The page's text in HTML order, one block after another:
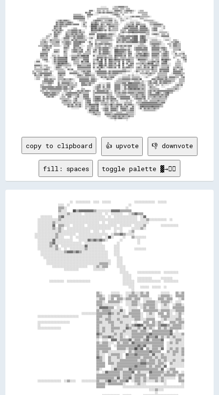
copy to clipboard 👍 upvote 👎 downvote
fill: spaces toggle palette ▓→✊🏽
                        ░░  ░░░░░░░░░░  ░░░░  ░░░░░░                ░░░░░░░░░░░░░░  ░░░░░░
                ░░░░  ░░                                        ░░
                ▒▒▒▒░░                                        ░░
                ▒▒░░░░    ██▒▒▓▓▓▓▓▓▓▓▓▓▒▒░░░░░░░░░░▓▓▓▓▓▓▒▒▒▒▒▒▒▒
                ░░░░░░▒▒░░░░░░░░  ░░░░░░░░░░░░  ░░  ░░░░░░░░    ░░▒▒▓▓▒▒▒▒
    ░░░░░░░░    ▒▒▓▓░░░░░░░░░░░░░░░░░░░░░░░░░░░░  ░░  ░░░░░░░░░░░░░░░░  ░░▓▓
  ░░░░░░░░░░░░░░▒▒░░░░░░░░░░░░░░░░░░░░░░░░░░░░░░░░░░░░░░░░░░░░░░░░░░░░  ░░░░▒▒░░░░░░░░░░░░  ░░
  ░░░░░░░░░░▒▒░░░░░░░░░░░░░░░░░░░░░░░░░░░░░░  ░░  ░░░░░░░░░░░░░░░░░░░░░░░░░░░░
  ░░░░░░░░░░▓▓  ▒▒▒▒░░░░  ░░░░░░░░  ░░░░░░░░░░░░░░░░░░░░  ░░░░░░░░  ░░░░░░▒▒          ░░░░░░░░░░░░
  ░░░░░░░░░░▒▒░░▒▒░░  ░░░░░░░░░░░░░░░░░░░░░░░░░░░░░░  ░░░░░░      ░░░░░░▒▒░░
  ░░░░░░░░░░░░░░▒▒░░░░░░░░░░░░░░░░░░░░  ░░░░  ░░      ░░  ░░    ░░▒▒
░░░░░░░░░░░░░░▒▒░░░░░░░░░░░░  ░░░░░░░░░░░░░░░░░░░░  ░░▒▒▒▒▓▓▒▒░░░░░░
░░░░░░░░░░░░░░▒▒░░░░    ░░  ░░░░░░░░░░░░░░░░░░  ░░██░░      ░░    ▒▒░░░░░░░░
  ░░░░░░░░░░▓▓░░░░░░░░░░░░    ░░░░░░▓▓▒▒▓▓▒▒▓▓▒▒░░        ░░          ░░
  ░░░░░░░░▒▒▓▓░░░░░░░░░░░░░░░░░░  ░░░░░░░░░░░░          ░░            ░░
  ░░░░░░░░▒▒░░▒▒  ░░░░░░░░░░░░░░░░▓▓░░░░░░░░░░░░      ░░░░
  ░░░░░░░░░░░░▒▒░░  ░░  ░░░░░░░░░░▒▒░░░░░░░░░░░░      ░░░░          ░░░░░░░░
    ░░░░░░░░░░░░░░░░▒▒▓▓▓▓▒▒▓▓▒▒░░░░░░░░░░░░░░░░░░    ░░░░
    ░░░░░░░░░░░░░░░░░░░░░░░░░░░░░░░░░░░░░░░░░░░░░░    ░░░░
      ░░░░░░░░░░░░░░░░░░░░░░░░░░░░░░░░░░░░░░░░░░░░      ░░░░
        ░░░░░░░░░░░░░░░░░░░░░░░░░░░░░░░░░░░░░░░░░░░░    ░░░░
        ░░░░░░░░░░░░░░░░░░░░░░░░░░░░░░░░░░░░▒▒▒▒▒▒░░    ░░░░
            ░░░░░░░░░░░░░░░░░░░░░░░░    ░░▒▒░░▒▒▒▒      ░░░░░░
                    ░░░░░░░░░░          ░░░░░░░░          ░░░░
                                                          ░░░░░░      ░░░░░░░░░░░░░░░░  ░░░░░░░░░░
                                                            ░░░░░░
                                                            ░░░░░░    ░░░░░░░░░░      ░░░░░░░░
          ░░░░░░░░░░  ░░░░░░░░░░░░░░░░                      ░░░░░░░░  ░░░░░░░░░░░░░░░░  ░░░░░░░░░░
                                                            ░░░░░░░░
                                                                ░░░░    ░░░░░░  ░░░░░░  ░░
                                                                  ░░
                                          ▒▒░░      ░░░░░░    ░░░░▒▒░░░░▒▒░░▒▒        ░░░░░░    ▒▒░░▒▒
                                          ▒▒▒▒░░  ░░▒▒▒▒▒▒░░  ░░▒▒▒▒▒▒░░▒▒▒▒▒▒      ░░▒▒▒▒▒▒░░  ▒▒▒▒▒▒
                                          ░░▒▒▒▒  ░░▒▒  ▒▒▒▒░░▒▒▒▒░░▒▒▒▒  ░░░░░░    ▒▒▒▒░░▒▒▒▒    ░░▒▒
                                          ▒▒▒▒░░  ▒▒▒▒▒▒▒▒░░  ░░░░▒▒▒▒░░  ░░▒▒▒▒▒▒░░░░▒▒▒▒▒▒░░  ░░░░
                                          ▒▒▒▒░░░░░░░░░░░░    ░░░░▒▒▒▒░░░░▒▒▒▒▒▒▒▒░░  ░░▒▒░░  ░░▒▒▒▒░░
                                          ░░▓▓▓▓▓▓▒▒▒▒  ░░░░    ░░░░░░  ░░▒▒░░▒▒▒▒░░  ░░░░░░  ▒▒▒▒▒▒▒▒
                                          ▒▒░░▒▒▒▒▒▒░░░░░░▓▓░░  ░░▒▒▒▒▒▒  ▒▒▒▒▒▒▒▒▒▒░░▒▒▒▒▒▒░░░░▒▒▒▒▒▒
                                ░░░░░░░░░░▒▒▒▒▒▒▒▒▓▓▒▒░░▒▒░░░░  ▒▒▒▒▒▒▒▒░░  ░░▒▒░░  ▒▒▒▒  ▒▒░░  ░░▒▒░░
  ░░░░░░░░░░░░░░░░░░░░░░░░░░░░            ▒▒▒▒░░░░▒▒░░░░░░░░▒▒▒▒░░▒▒▒▒▒▒░░  ░░░░░░  ░░▒▒▒▒▒▒░░░░░░▒▒
                                          ▒▒░░░░▒▒▒▒░░░░▒▒░░░░░░░░░░▒▒▒▒░░░░▒▒▒▒▒▒    ░░▒▒░░░░░░▒▒▒▒░░
  ░░░░░░░░░░░░░░░░░░░░░░                  ▒▒▒▒░░░░▒▒▒▒░░░░▒▒░░░░░░  ░░    ▒▒▒▒  ▒▒░░▒▒░░    ▒▒▒▒░░▒▒▒▒
  ░░                                      ▒▒░░░░░░░░▒▒░░░░░░░░▒▒░░▒▒▓▓██▓▓░░▒▒▒▒▒▒░░▒▒▓▓▓▓▒▒░░▒▒▒▒▒▒░░
  ░░░░░░░░░░░░░░░░                        ▒▒░░▒▒░░░░▒▒▒▒▒▒░░░░▓▓▒▒░░░░▒▒░░▓▓░░▒▒░░  ▒▒░░▒▒░░▒▒▒▒▒▒▒▒░░
                                          ▒▒░░▒▒░░░░▒▒░░░░░░▒▒░░░░▒▒▒▒░░▒▒▒▒░░  ▒▒▒▒▒▒▒▒▒▒▒▒▓▓  ░░
                                          ▓▓▒▒░░░░░░░░▒▒░░▒▒░░░░░░▒▒▒▒▒▒▒▒▒▒▒▒▓▓▒▒▒▒▒▒▒▒▒▒▒▒▓▓░░░░░░▒▒
                                          ▒▒░░▒▒▒▒▓▓▒▒░░░░▒▒░░  ░░▒▒▒▒▒▒▒▒░░▓▓▒▒▒▒▓▓░░▒▒░░▒▒░░▒▒░░░░░░
                                          ░░  ░░░░  ▓▓▓▓░░▒▒▒▒▒▒▓▓░░▒▒▒▒░░▒▒▓▓░░▒▒▒▒▒▒▓▓    ░░░░▒▒▒▒░░
                                          ▒▒░░▒▒▒▒░░░░  ▒▒░░▒▒▒▒░░▓▓▒▒▒▒▒▒▒▒▒▒▒▒▒▒▒▒▒▒▒▒  ░░▒▒░░▒▒░░░░
                                          ▒▒▒▒▒▒▒▒░░  ░░▒▒▒▒▒▒▒▒▒▒▒▒▒▒▓▓▒▒▓▓░░░░▒▒▒▒▒▒▒▒  ░░░░░░░░░░░░
                                          ▒▒▒▒▒▒▒▒▒▒    ▒▒▒▒▒▒░░▒▒▒▒██▒▒▓▓  ▒▒░░▒▒▒▒░░▓▓  ░░▒▒░░▒▒░░▒▒
                                          ▒▒░░▒▒▒▒░░░░░░░░░░░░  ▒▒░░▒▒▒▒▒▒▒▒▒▒▓▓▒▒▒▒▒▒    ▒▒░░▒▒▒▒░░▒▒
                                          ▒▒░░░░  ░░▒▒▒▒▒▒░░  ▓▓▒▒▒▒▓▓▒▒▒▒▒▒▒▒░░▓▓░░░░▒▒░░░░░░▒▒░░░░▒▒
                                          ▓▓▒▒░░  ▒▒░░░░▒▒░░  ▒▒▒▒▒▒▒▒▒▒░░▒▒▒▒▒▒░░▒▒░░▒▒▒▒░░░░░░░░░░░░
                                          ▒▒▒▒░░  ▒▒░░░░░░▒▒▒▒▒▒▒▒▒▒▒▒░░▒▒▒▒░░▒▒▒▒░░▒▒░░▒▒░░░░▒▒░░░░▒▒
                                          ▒▒▒▒▒▒  ▒▒▒▒░░▒▒▒▒▒▒▒▒▒▒▒▒▒▒▒▒▓▓▓▓▒▒▒▒▒▒░░▒▒▒▒░░  ▒▒░░░░░░░░
                                          ▒▒▒▒▒▒    ░░░░▒▒▒▒▒▒▒▒▒▒▒▒▓▓▒▒▒▒▒▒░░▒▒░░▒▒▒▒░░▓▓  ░░░░░░░░░░
                                          ▒▒░░      ░░▓▓▒▒▒▒░░░░▓▓▒▒▒▒▒▒▒▒▒▒▒▒▒▒▒▒▒▒░░▓▓  ░░▒▒▒▒
                                          ░░  ░░▓▓▒▒▒▒▒▒▒▒░░▒▒▒▒▒▒▓▓  ▒▒░░░░░░▓▓▒▒▒▒▒▒▒▒░░▒▒░░▒▒▒▒  ░░
                                          ▒▒▒▒▒▒▒▒▒▒▒▒▒▒▒▒░░▒▒▒▒▒▒░░▒▒▒▒▒▒▒▒  ▒▒▒▒▒▒▒▒░░▒▒▒▒▒▒▒▒░░▒▒▒▒
                                          ▒▒▒▒▒▒▒▒▒▒▒▒░░▓▓░░▒▒▒▒▓▓░░▒▒▒▒░░▒▒░░▒▒▒▒▒▒░░▒▒░░░░░░░░  ▒▒░░
  ░░░░░░░░░░░░░░░░  ░░▒▒░░░░    ░░░░░░░░░░▒▒░░░░▒▒██▒▒▒▒░░▒▒▒▒▓▓  ░░▒▒▒▒░░▒▒░░░░░░▒▒░░▒▒░░        ▒▒▒▒
                                          ▒▒▒▒▒▒░░▒▒▒▒▒▒▒▒▒▒░░      ░░▒▒░░░░            ░░          ░░
                                          ▒▒▒▒▒▒            ░░░░░░░░░░░░░░░░░░░░░░░░░░░░░░░░░░░░░░░░░░
                                                                              ░░░░▒▒░░░░
                                                                                  ░░